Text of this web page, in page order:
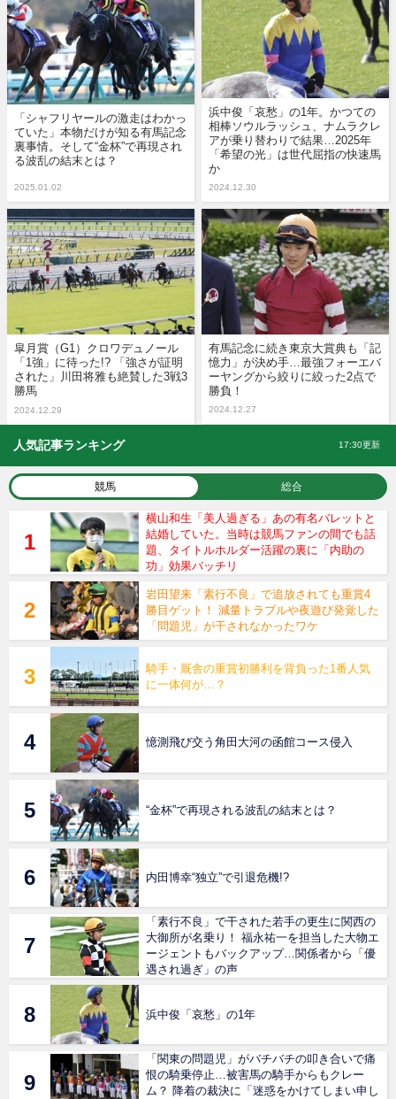
「シャフリヤールの激走はわかっ
ていた」本物だけが知る有馬記念
裏事情。そして“金杯”で再現され
る波乱の結末とは？
2025.01.02
浜中俊「哀愁」の1年。かつての
相棒ソウルラッシュ、ナムラクレ
アが乗り替わりで結果…2025年
「希望の光」は世代屈指の快速馬
か
2024.12.30
皐月賞（G1）クロワデュノール
「1強」に待った!? 「強さが証明
された」川田将雅も絶賛した3戦3
勝馬
2024.12.29
有馬記念に続き東京大賞典も「記
憶力」が決め手…最強フォーエバ
ーヤングから絞りに絞った2点で
勝負！
2024.12.27
人気記事ランキング 17:30更新
競馬 総合
横山和生「美人過ぎる」あの有名バレットと
結婚していた。当時は競馬ファンの間でも話
題、タイトルホルダー活躍の裏に「内助の
功」効果バッチリ
岩田望来「素行不良」で追放されても重賞4
勝目ゲット！ 減量トラブルや夜遊び発覚した
「問題児」が干されなかったワケ
騎手・厩舎の重賞初勝利を背負った1番人気
に一体何が…？
憶測飛び交う角田大河の函館コース侵入
“金杯”で再現される波乱の結末とは？
内田博幸“独立”で引退危機!?
「素行不良」で干された若手の更生に関西の
大御所が名乗り！ 福永祐一を担当した大物エ
ージェントもバックアップ…関係者から「優
遇され過ぎ」の声
浜中俊「哀愁」の1年
「関東の問題児」がバチバチの叩き合いで痛
恨の騎乗停止…被害馬の騎手からもクレー
ム？ 降着の裁決に「迷惑をかけてしまい申し